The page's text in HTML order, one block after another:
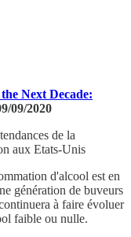
Next Decade:
09/2020
de la
aux Etats-Unis
d'alcool est en
génération de buveurs
à faire évoluer
faible ou nulle.